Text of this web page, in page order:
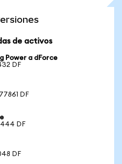
de activos
Power a dForce
DF
DF
DF
DF